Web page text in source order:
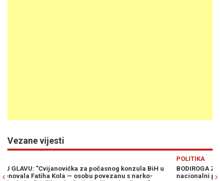
Vezane vijesti
BODIROGA ZVONI NA UZBUNU: Firma sa dva radnika preuzima
nacionalni park na 50 godina